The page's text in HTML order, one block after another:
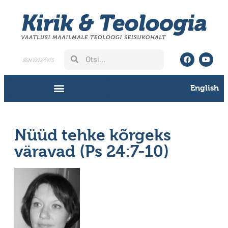
ISSN 2228-1975
English
Nüüd tehke kõrgeks
väravad (Ps 24:7-10)